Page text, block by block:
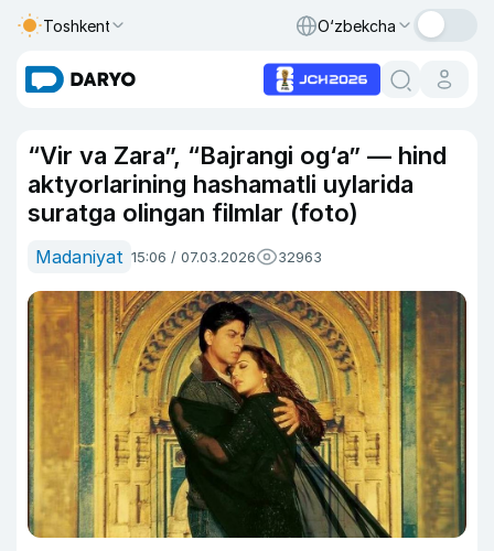
Toshkent O‘zbekcha
“Vir va Zara”, “Bajrangi og‘a” — hind
aktyorlarining hashamatli uylarida
suratga olingan filmlar (foto)
Madaniyat 15:06 / 07.03.2026 32963